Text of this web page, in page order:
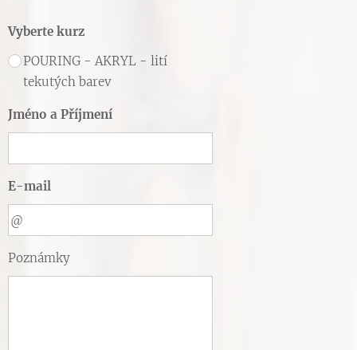
Vyberte kurz
POURING - AKRYL - lití
tekutých barev
Jméno a Příjmení
E-mail
Poznámky